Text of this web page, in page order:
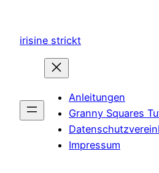
springen
irisine strickt
Anleitungen
Granny Squares
Impressum